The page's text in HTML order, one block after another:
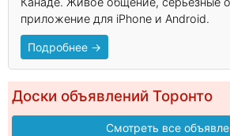
приложение для iPhone и Android.
Подробнее →
Доски объявлений Торонто
Смотреть все